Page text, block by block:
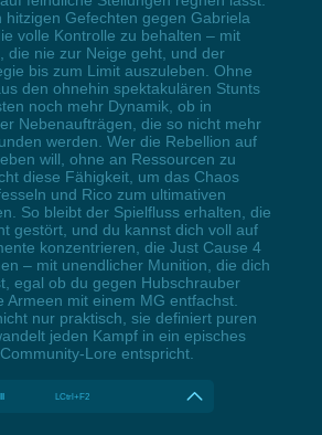
hitzigen Gefechten gegen Gabriela
volle Kontrolle zu behalten – mit
die nie zur Neige geht, und der
bis zum Limit auszuleben. Ohne
den ohnehin spektakulären Stunts
noch mehr Dynamik, ob in
Nebenaufträgen, die so nicht mehr
werden. Wer die Rebellion auf
will, ohne an Ressourcen zu
diese Fähigkeit, um das Chaos
und Rico zum ultimativen
So bleibt der Spielfluss erhalten, die
gestört, und du kannst dich voll auf
konzentrieren, die Just Cause 4
– mit unendlicher Munition, die dich
egal ob du gegen Hubschrauber
Armeen mit einem MG entfachst.
nur praktisch, sie definiert puren
jeden Kampf in ein episches
Lore entspricht.
LCtrl+F2